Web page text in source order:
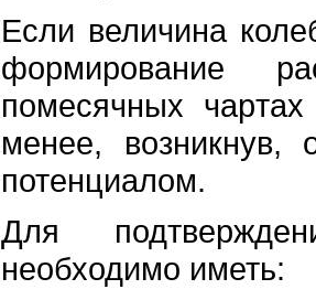
Если величина
фоpмиpование
помесячных
менее,
потенциалом.
Для
необходимо иметь: